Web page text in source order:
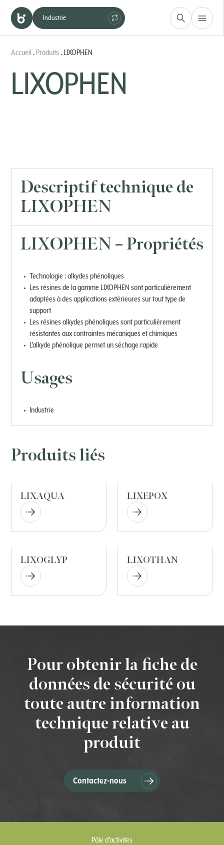
Industrie
Santé, Beauté & Nutrition
Accueil . Produits.LIXOPHEN
LIXOPHEN
Descriptif technique de
LIXOPHEN
LIXOPHEN – Propriétés
Technologie : alkydes phénoliques
Les résines de la gamme LIXOPHEN sont particulièrement
adaptées à des applications extérieures sur tout type de
support
Les résines alkydes phénoliques sont particulièrement
résistantes aux contraintes mécaniques et chimiques
L’alkyde phénolique permet un séchage rapide
Usages
Industrie
Produits liés
LIXAQUA LIXEPOX
LIXOGLYP LIXOTHAN
Pour obtenir la fiche de
données de sécurité ou
toute autre information
technique relative au
produit
Contactez-nous
Pôle d’activités